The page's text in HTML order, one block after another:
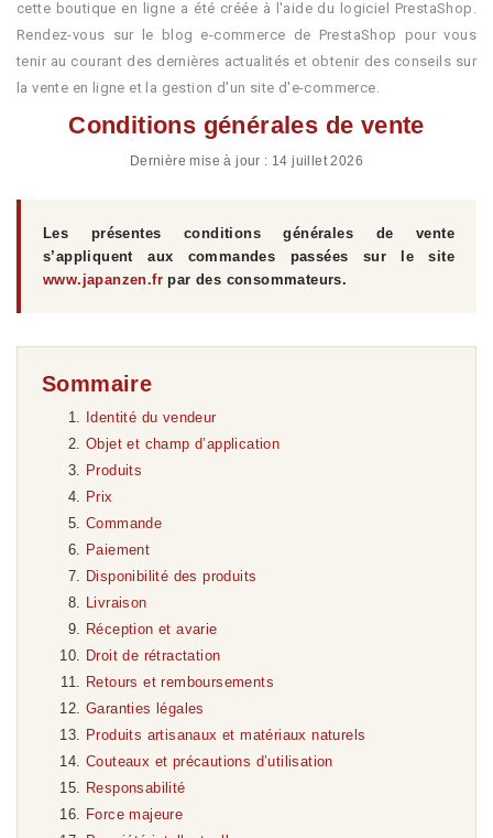
cette boutique en ligne a été créée à l'aide du logiciel PrestaShop.
Rendez-vous sur le blog e-commerce de PrestaShop pour vous
tenir au courant des dernières actualités et obtenir des conseils sur
la vente en ligne et la gestion d'un site d'e-commerce.
Conditions générales de vente
Dernière mise à jour : 14 juillet 2026
Les présentes conditions générales de vente
s’appliquent aux commandes passées sur le site
www.japanzen.fr par des consommateurs.
Sommaire
Identité du vendeur
Objet et champ d’application
Produits
Prix
Commande
Paiement
Disponibilité des produits
Livraison
Réception et avarie
Droit de rétractation
Retours et remboursements
Garanties légales
Produits artisanaux et matériaux naturels
Couteaux et précautions d’utilisation
Responsabilité
Force majeure